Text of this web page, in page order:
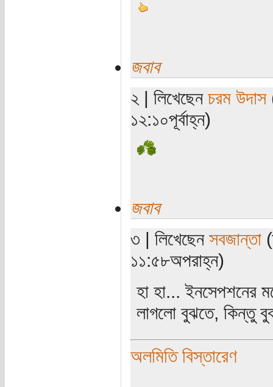
জবাব
২ | লিখেছেন চরম উদাস
১২:১০পূর্বাহ্ন)
জবাব
৩ | লিখেছেন সবজান্তা
১১:৫৮অপরাহ্ন)
হা হা... ইনসেপশনের
লাগলো বুঝতে, কিন্তু
অলমিতি বিস্তারেণ